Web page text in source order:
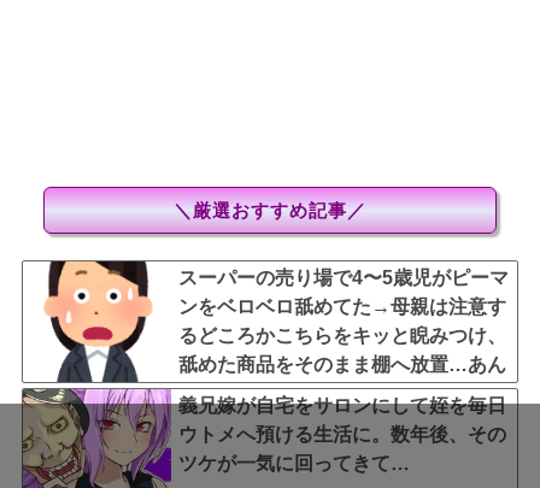
＼厳選おすすめ記事／
スーパーの売り場で4〜5歳児がピーマ
ンをベロベロ舐めてた→母親は注意す
るどころかこちらをキッと睨みつけ、
舐めた商品をそのまま棚へ放置…あん
なの初めて見た・・・
義兄嫁が自宅をサロンにして姪を毎日
ウトメへ預ける生活に。数年後、その
ツケが一気に回ってきて…